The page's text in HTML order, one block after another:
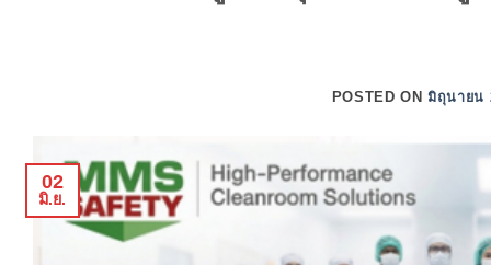
POSTED ONมิถุนายน
02
มิ.ย.